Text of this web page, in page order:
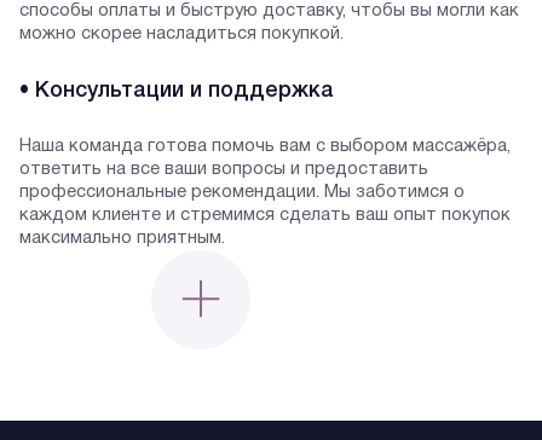
способы оплаты и быструю доставку, чтобы вы могли как
можно скорее насладиться покупкой.
• Консультации и поддержка
Наша команда готова помочь вам с выбором массажёра,
ответить на все ваши вопросы и предоставить
профессиональные рекомендации. Мы заботимся о
каждом клиенте и стремимся сделать ваш опыт покупок
максимально приятным.